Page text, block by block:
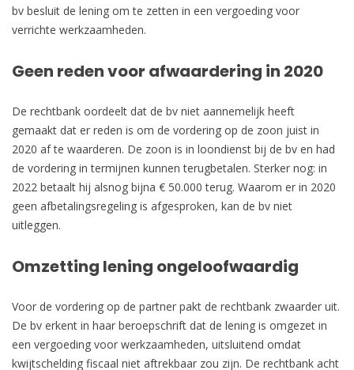
bv besluit de lening om te zetten in een vergoeding voor
verrichte werkzaamheden.
Geen reden voor afwaardering in 2020
De rechtbank oordeelt dat de bv niet aannemelijk heeft
gemaakt dat er reden is om de vordering op de zoon juist in
2020 af te waarderen. De zoon is in loondienst bij de bv en had
de vordering in termijnen kunnen terugbetalen. Sterker nog: in
2022 betaalt hij alsnog bijna € 50.000 terug. Waarom er in 2020
geen afbetalingsregeling is afgesproken, kan de bv niet
uitleggen.
Omzetting lening ongeloofwaardig
Voor de vordering op de partner pakt de rechtbank zwaarder uit.
De bv erkent in haar beroepschrift dat de lening is omgezet in
een vergoeding voor werkzaamheden, uitsluitend omdat
kwijtschelding fiscaal niet aftrekbaar zou zijn. De rechtbank acht